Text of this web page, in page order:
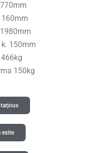
150mm
150kg
esite